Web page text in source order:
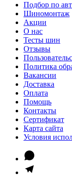
Подбор по
Шиномонтаж
Акции
О нас
Тесты шин
Отзывы
Политика
Вакансии
Доставка
Оплата
Помощь
Контакты
Сертификат
Карта сайта
Условия